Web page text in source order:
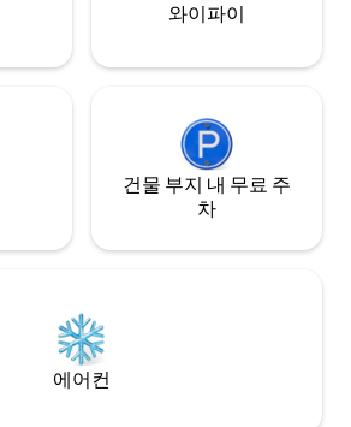
와이파이
건물 부지 내 무료 주
차
에어컨